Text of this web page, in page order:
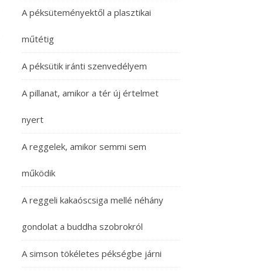
A péksüteményektől a plasztikai
műtétig
A péksütik iránti szenvedélyem
A pillanat, amikor a tér új értelmet
nyert
A reggelek, amikor semmi sem
működik
A reggeli kakaóscsiga mellé néhány
gondolat a buddha szobrokról
A simson tökéletes pékségbe járni